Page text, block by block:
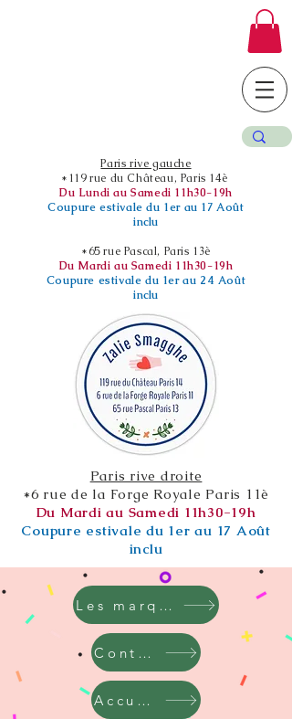
Paris rive gauche
*119 rue du Château, Paris 14è
Du Lundi au Samedi 11h30-19h
Coupure estivale du 1er au 17 Août
inclu
*65 rue Pascal, Paris 13è
Du Mardi au Samedi 11h30-19h
Coupure estivale du 1er au 24 Août
inclu
Paris rive droite
*6 rue de la Forge Royale Paris 11è
Du Mardi au Samedi 11h30-19h
Coupure estivale du 1er au 17 Août
inclu
Les marques
Contact
Accueil